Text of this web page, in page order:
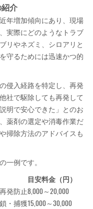
介
年増加傾向にあり、現場
実際にどのようなトラブ
リやネズミ、シロアリと
守るためには迅速かつ的
侵入経路を特定し、再発
社で駆除しても再発して
明で安心できた」とのお
薬剤の選定や消毒作業だ
掃除方法のアドバイスも
一例です。
目安料金（円）
発防止8,000～20,000
・捕獲15,000～30,000